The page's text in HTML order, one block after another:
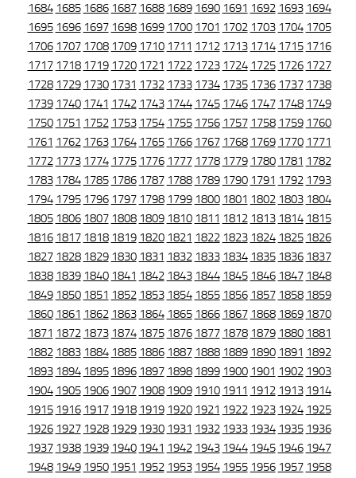
1684 1685 1686 1687 1688 1689 1690 1691 1692 1693 1694
1695 1696 1697 1698 1699 1700 1701 1702 1703 1704 1705
1706 1707 1708 1709 1710 1711 1712 1713 1714 1715 1716
1717 1718 1719 1720 1721 1722 1723 1724 1725 1726 1727
1728 1729 1730 1731 1732 1733 1734 1735 1736 1737 1738
1739 1740 1741 1742 1743 1744 1745 1746 1747 1748 1749
1750 1751 1752 1753 1754 1755 1756 1757 1758 1759 1760
1761 1762 1763 1764 1765 1766 1767 1768 1769 1770 1771
1772 1773 1774 1775 1776 1777 1778 1779 1780 1781 1782
1783 1784 1785 1786 1787 1788 1789 1790 1791 1792 1793
1794 1795 1796 1797 1798 1799 1800 1801 1802 1803 1804
1805 1806 1807 1808 1809 1810 1811 1812 1813 1814 1815
1816 1817 1818 1819 1820 1821 1822 1823 1824 1825 1826
1827 1828 1829 1830 1831 1832 1833 1834 1835 1836 1837
1838 1839 1840 1841 1842 1843 1844 1845 1846 1847 1848
1849 1850 1851 1852 1853 1854 1855 1856 1857 1858 1859
1860 1861 1862 1863 1864 1865 1866 1867 1868 1869 1870
1871 1872 1873 1874 1875 1876 1877 1878 1879 1880 1881
1882 1883 1884 1885 1886 1887 1888 1889 1890 1891 1892
1893 1894 1895 1896 1897 1898 1899 1900 1901 1902 1903
1904 1905 1906 1907 1908 1909 1910 1911 1912 1913 1914
1915 1916 1917 1918 1919 1920 1921 1922 1923 1924 1925
1926 1927 1928 1929 1930 1931 1932 1933 1934 1935 1936
1937 1938 1939 1940 1941 1942 1943 1944 1945 1946 1947
1948 1949 1950 1951 1952 1953 1954 1955 1956 1957 1958